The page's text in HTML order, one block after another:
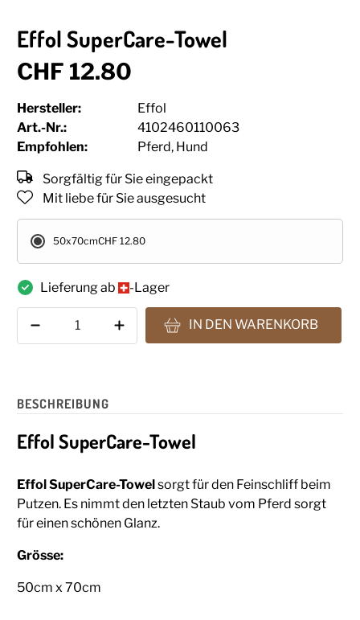
Effol SuperCare-Towel
CHF 12.80
Hersteller:
Effol
Art.-Nr.:
4102460110063
Empfohlen:
Pferd, Hund
Sorgfältig für Sie eingepackt
Mit liebe für Sie ausgesucht
50x70cmCHF 12.80
Lieferung ab
-Lager
IN DEN WARENKORB
BESCHREIBUNG
Effol SuperCare-Towel
Effol SuperCare-Towelsorgt für den Feinschliff beim
Putzen. Es nimmt den letzten Staub vom Pferd sorgt
für einen schönen Glanz.
Grösse:
50cm x 70cm